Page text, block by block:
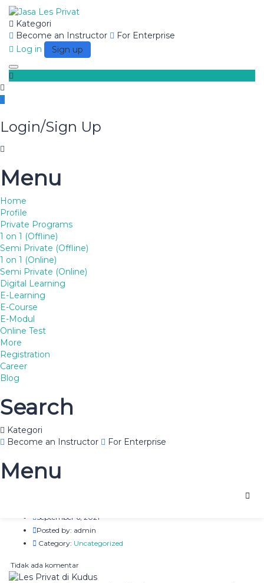
Isi form di bawah untuk
menghubungi kita
Hubungi Kami
Kategori
Become an Instructor
For Enterprise
Log in
Sign up
Toggle navigation
Login/Sign Up
Menu
Home
Profile
Private Programs
1 on 1 (Offline)
Semi Private (Offline)
1 on 1 (Online)
Semi Private (Online)
Digital Learning
E-Learning
E-Course
E-Modul
Online Test
More
Registration
Career
Blog
Search
Kategori
Become an Instructor
For Enterprise
Menu
Have a question?
Send enquiry
Message sent
Blog
Lеѕ Prіvаt Tеrbаіk
Glantengan, Kuduѕ
September 6, 2021
Posted by: admin
Category: Uncategorized
Tidak ada komentar